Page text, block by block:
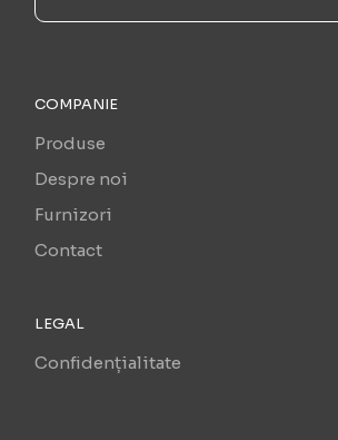
COMPANIE
Produse
Despre noi
Furnizori
Contact
LEGAL
Confidențialitate